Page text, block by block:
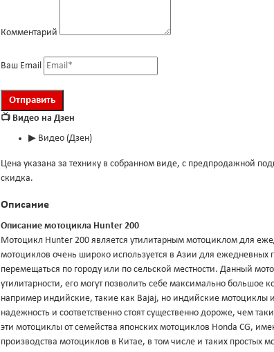
Комментарий
Ваш Email
📺 Видео на Дзен
▶ Видео (Дзен)
Цена указана за технику в собранном виде, с предпродажной
скидка.
Описание
Описание мотоцикла Hunter 200
Мотоцикл Hunter 200 является утилитарным мотоциклом для
мотоциклов очень широко используется в Азии для ежедневных
перемещаться по городу или по сельской местности. Данный
утилитарности, его могут позволить себе максимально большое
например индийские, такие как Bajaj, но индийские
надежность и соответственно стоят существенно дороже, чем
эти мотоциклы от семейства японских мотоциклов Honda CG,
производства мотоциклов в Китае, в том числе и таких простых